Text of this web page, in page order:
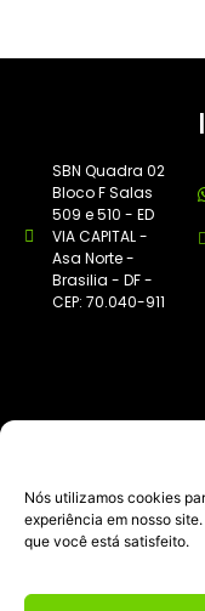
Nós utilizamos cookies
experiência em nosso
que você está satisfeito.
SBN Quadra 02
Bloco F Salas
509 e 510 - ED
VIA CAPITAL -
Asa Norte -
Brasilia - DF -
CEP: 70.040-911
Termos de Uso
CLICKLAB MARKETING